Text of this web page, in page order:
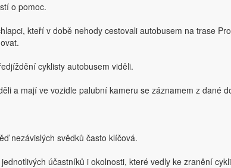
o pomoc.
kteří v době nehody cestovali autobusem na trase
cyklisty autobusem viděli.
a mají ve vozidle palubní kameru se záznamem z dané
nezávislých svědků často klíčová.
účastníků i okolnosti, které vedly ke zranění